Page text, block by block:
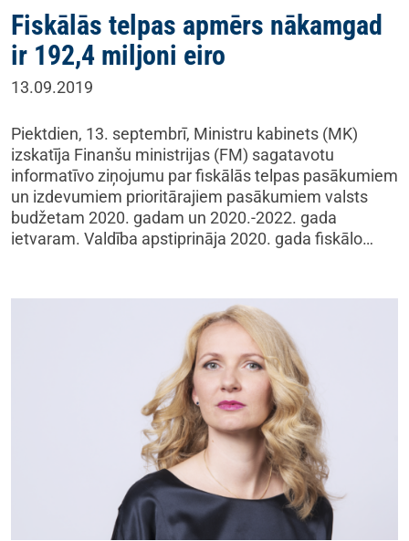
Fiskālās telpas apmērs nākamgad
ir 192,4 miljoni eiro
13.09.2019
Piektdien, 13. septembrī, Ministru kabinets (MK)
izskatīja Finanšu ministrijas (FM) sagatavotu
informatīvo ziņojumu par fiskālās telpas pasākumiem
un izdevumiem prioritārajiem pasākumiem valsts
budžetam 2020. gadam un 2020.-2022. gada
ietvaram. Valdība apstiprināja 2020. gada fiskālo…